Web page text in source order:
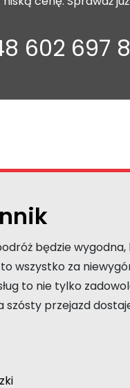
602 697
będzie wygodna,
wszystko za
to nie tylko
przejazd